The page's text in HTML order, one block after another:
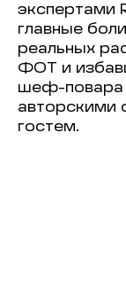
экспертами
главные
реальных
ФОТ и
шеф-повара
авторскими
гостем.